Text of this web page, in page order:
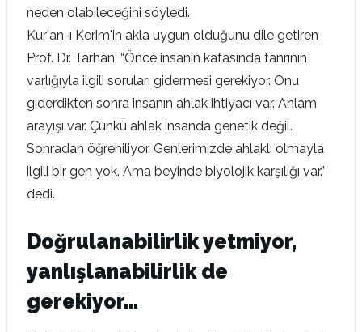
neden olabileceğini söyledi.
Kur'an-ı Kerim'in akla uygun olduğunu dile getiren
Prof. Dr. Tarhan, “Önce insanın kafasında tanrının
varlığıyla ilgili soruları gidermesi gerekiyor. Onu
giderdikten sonra insanın ahlak ihtiyacı var. Anlam
arayışı var. Çünkü ahlak insanda genetik değil.
Sonradan öğreniliyor. Genlerimizde ahlaklı olmayla
ilgili bir gen yok. Ama beyinde biyolojik karşılığı var.”
dedi.
Doğrulanabilirlik yetmiyor,
yanlışlanabilirlik de
gerekiyor…